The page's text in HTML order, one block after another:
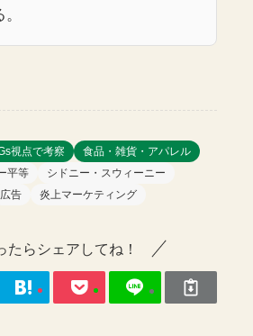
。
視点で考察
食品・雑貨・アパレル
平等
シドニー・スウィーニー
広告 炎上マーケティング
たらシェアしてね！